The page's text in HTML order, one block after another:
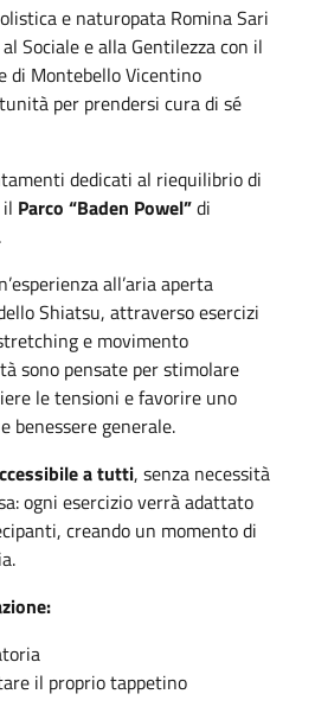
e naturopata Romina Sari
Sociale e alla Gentilezza con il
di Montebello Vicentino
per prendersi cura di sé
dedicati al riequilibrio di
Parco “Baden Powel”di
all’aria aperta
Shiatsu, attraverso esercizi
e movimento
sono pensate per stimolare
le tensioni e favorire uno
benessere generale.
a tutti, senza necessità
ogni esercizio verrà adattato
creando un momento di
il proprio tappetino